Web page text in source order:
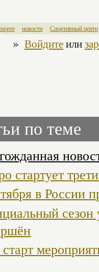
новости Спортивный центр
» Войдитеили
по теме
стартует
в России
сезон